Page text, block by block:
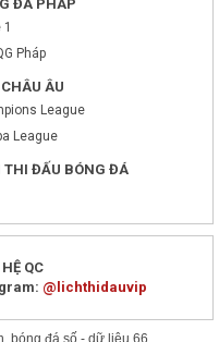
ĐÁ PHÁP
1
Pháp
ÂU
League
League
THI ĐẤU BÓNG ĐÁ
QC
@lichthidauvip
bóng đá số - dữ liệu 66
x